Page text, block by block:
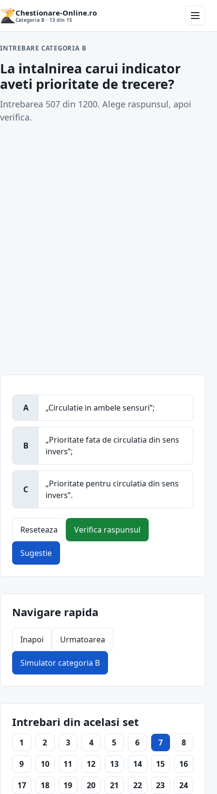
Chestionare-Online.ro
Categoria B · 13 din 15
INTREBARE CATEGORIA B
La intalnirea carui indicator
aveti prioritate de trecere?
Intrebarea 507 din 1200. Alege raspunsul, apoi
verifica.
A „Circulatie in ambele sensuri”;
B
„Prioritate fata de circulatia din sens
invers”;
C
„Prioritate pentru circulatia din sens
invers”.
Reseteaza Verifica raspunsul
Sugestie
Navigare rapida
Inapoi Urmatoarea
Simulator categoria B
Intrebari din acelasi set
1 2 3 4 5 6 7
8
9
10 11 12 13 14 15
16
17
18 19 20 21 22 23
24